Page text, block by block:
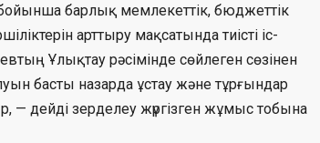
барлық мемлекеттік, бюджеттік
арттыру мақсатында тиісті іс-
Ұлықтау рәсімінде сөйлеген сөзінен
басты назарда ұстау және тұрғындар
— дейді зерделеу жүргізген жұмыс тобына